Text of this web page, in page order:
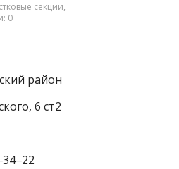
секции,
0
район
6 ст2